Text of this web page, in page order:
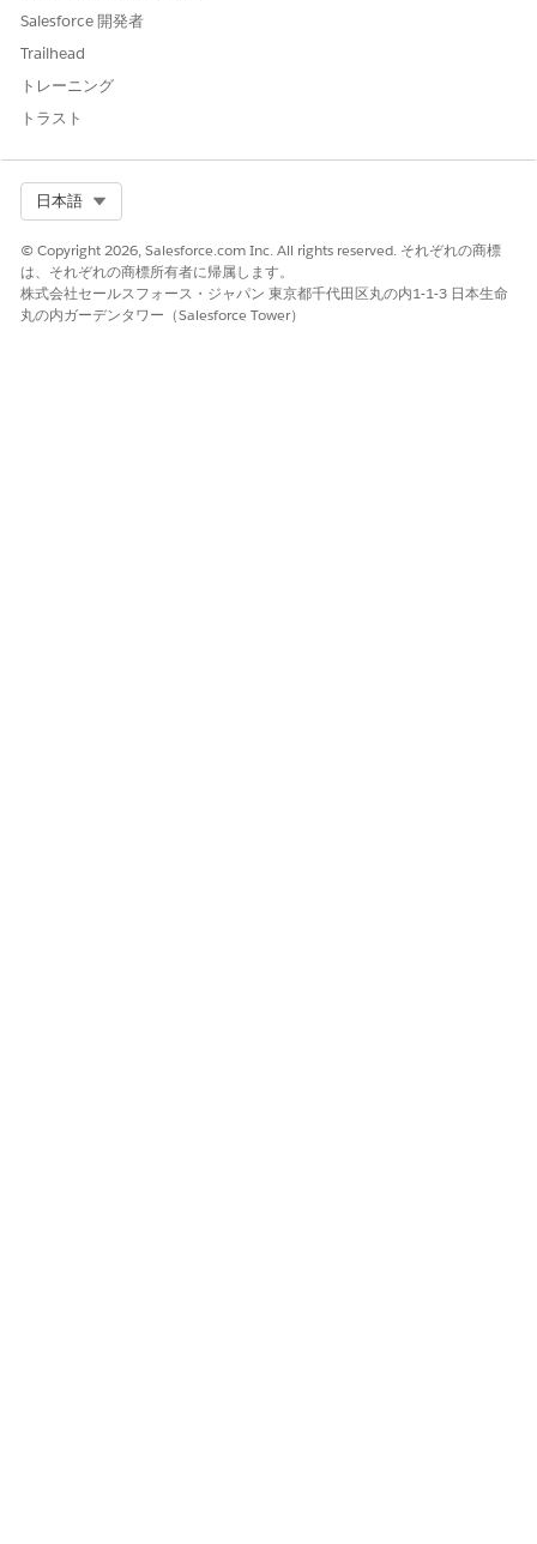
Salesforce 開発者
Trailhead
トレーニング
トラスト
日本語
© Copyright 2026, Salesforce.com Inc. All rights reserved. それぞれの商標
は、それぞれの商標所有者に帰属します。
株式会社セールスフォース・ジャパン 東京都千代田区丸の内1-1-3 日本生命
丸の内ガーデンタワー（Salesforce Tower）